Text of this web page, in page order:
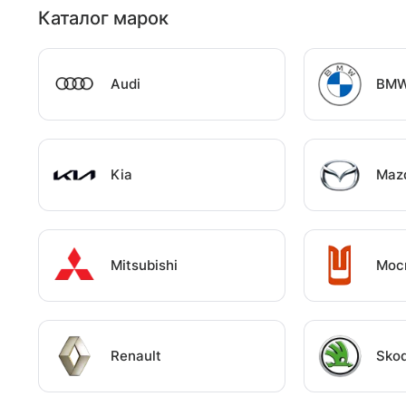
Каталог марок
Audi
Kia
Mitsubishi
Renault